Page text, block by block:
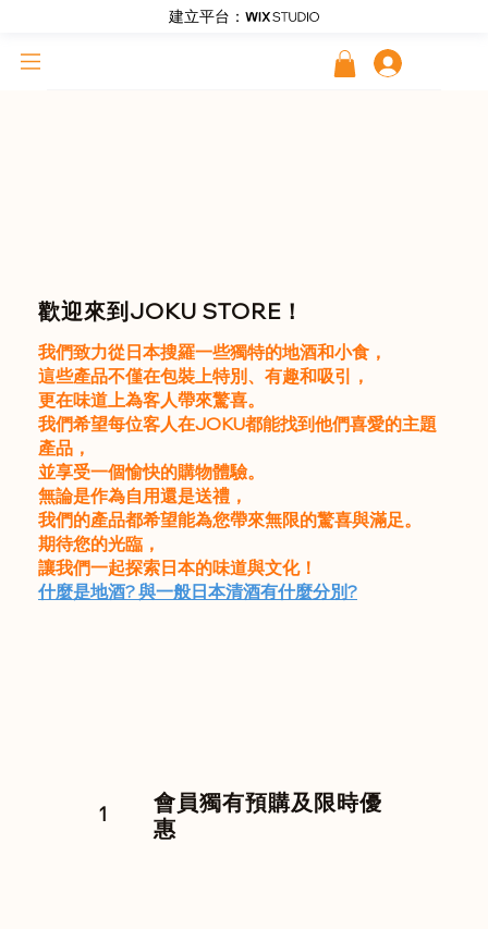
建立平台：
歡迎來到JOKU STORE！
我們致力從日本搜羅一些獨特的地酒和小食，
這些產品不僅在包裝上特別、有趣和吸引，
更在味道上為客人帶來驚喜。
我們希望每位客人在JOKU都能找到他們喜愛的主題
產品，
並享受一個愉快的購物體驗。
無論是作為自用還是送禮，
我們的產品都希望能為您帶來無限的驚喜與滿足。
期待您的光臨，
讓我們一起探索日本的味道與文化！
什麼是地酒? 與一般日本清酒有什麼分別?
1
會員獨有預購及限時優
惠